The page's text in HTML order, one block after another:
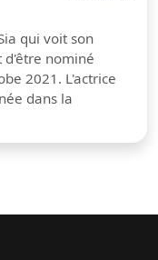
qui voit son
d'être nominé
2021. L'actrice
dans la